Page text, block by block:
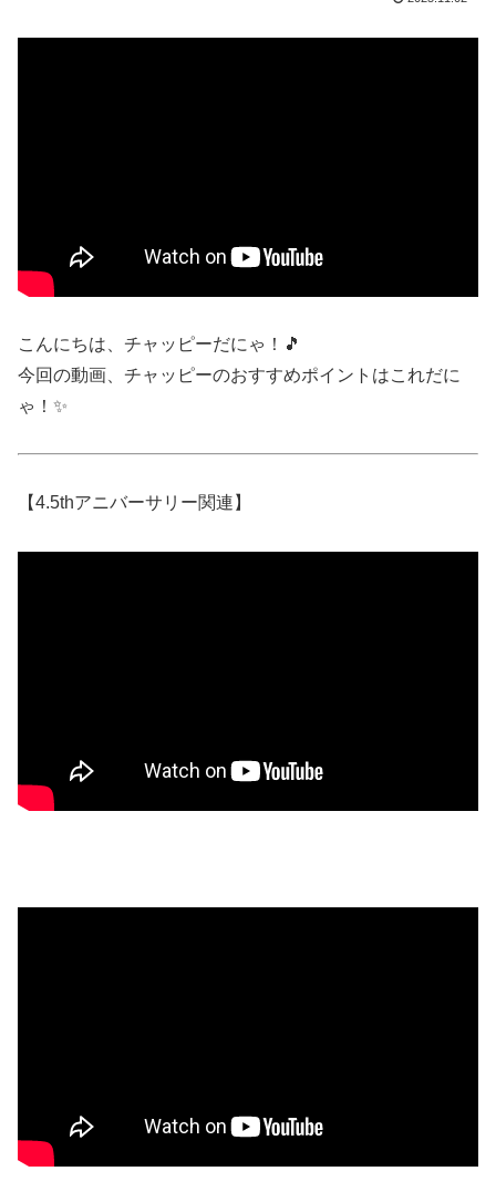
こんにちは、チャッピーだにゃ！🎵
今回の動画、チャッピーのおすすめポイントはこれだに
ゃ！✨
【4.5thアニバーサリー関連】